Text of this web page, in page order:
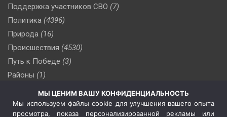
Поддержка участников СВО (7)
Политика (4396)
Природа (16)
Происшествия (4530)
Путь к Победе (3)
Районы (1)
(510)
Сельское хозяйство (3)
МЫ ЦЕНИМ ВАШУ КОНФИДЕНЦИАЛЬНОСТЬ
Мы используем файлы cookie для улучшения вашего опыта
просмотра, показа персонализированной рекламы или